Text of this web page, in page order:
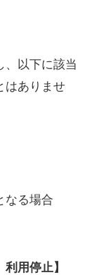
、以下に該当
はありませ
なる場合
用停止】